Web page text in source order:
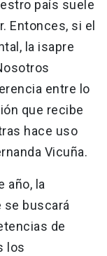
país suele
Entonces, si el
la isapre
entre lo
que recibe
hace uso
Vicuña.
año, la
se buscará
de
los